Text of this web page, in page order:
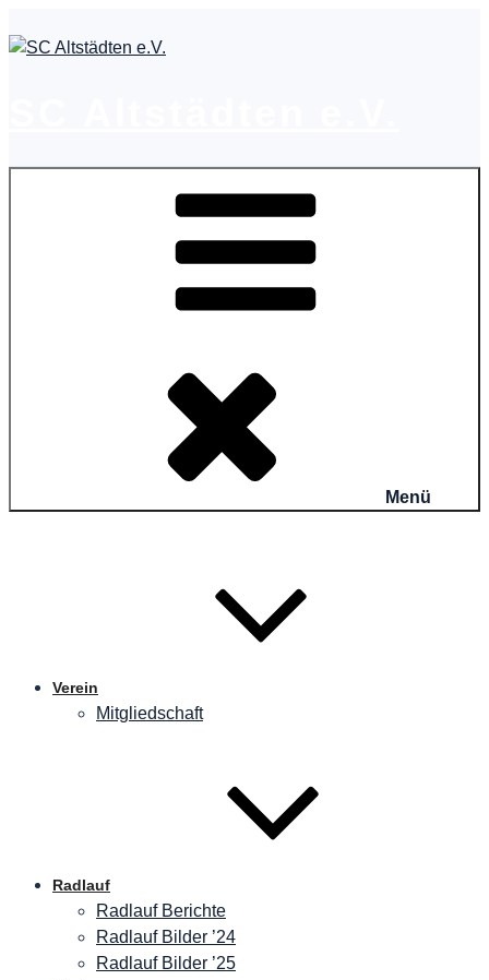
Inhalt
Menü
Verein
Mitgliedschaft
Radlauf
Radlauf Berichte
Radlauf Bilder ’24
Radlauf Bilder ’25